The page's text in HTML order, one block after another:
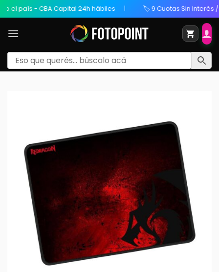
país - CBA Capital 24h hábiles 🏷️ 9 Cuotas Sin Interés /